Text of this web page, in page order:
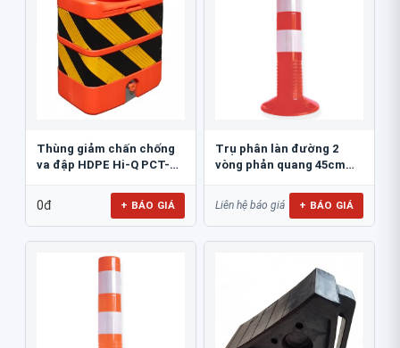
Thùng giảm chấn chống
va đập HDPE Hi-Q PCT-
0đ + BÁO GIÁ
Trụ phân làn đường 2
vòng phản quang 45cm
Liên hệ báo giá + BÁO GIÁ